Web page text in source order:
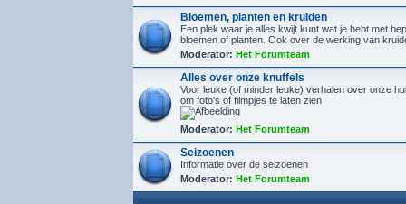
Bloemen, planten en kruiden
Een plek waar je alles kwijt kunt wat je hebt met
bloemen of planten. Ook over de werking van
Moderator: Het Forumteam
Alles over onze knuffels
Voor leuke (of minder leuke) verhalen over onze
om foto's of filmpjes te laten zien
Moderator: Het Forumteam
Seizoenen
Informatie over de seizoenen
Moderator: Het Forumteam